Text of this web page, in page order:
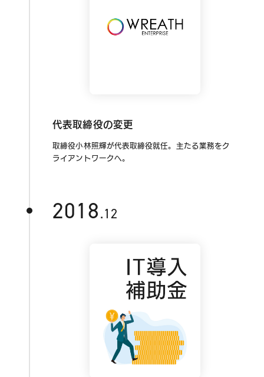
代表取締役の変更
取締役小林照輝が代表取締役就任。主たる業務をク
ライアントワークへ。
2018.12